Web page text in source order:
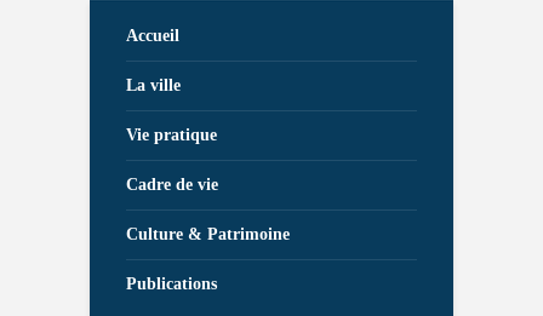
Accueil
La ville
Vie pratique
Cadre de vie
Culture & Patrimoine
Publications